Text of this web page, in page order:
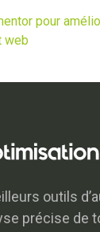
pour
web
outils
précise de